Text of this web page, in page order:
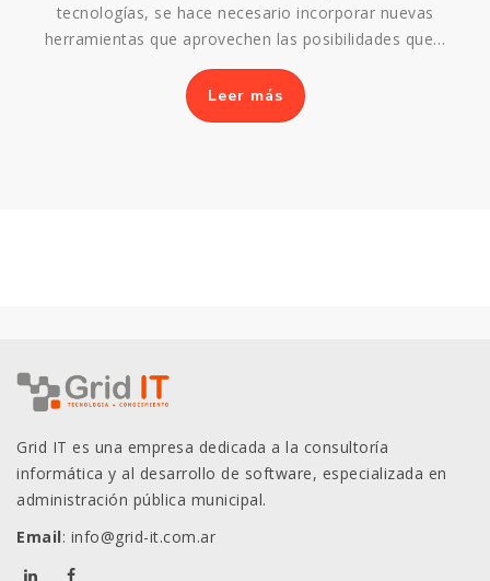
tecnologías, se hace necesario incorporar nuevas
herramientas que aprovechen las posibilidades que…
Leer más
Grid IT es una empresa dedicada a la consultoría
informática y al desarrollo de software, especializada en
administración pública municipal.
Email: info@grid-it.com.ar